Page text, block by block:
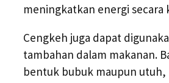
meningkatkan energi secara
Cengkeh juga dapat
tambahan dalam makanan.
bentuk bubuk maupun